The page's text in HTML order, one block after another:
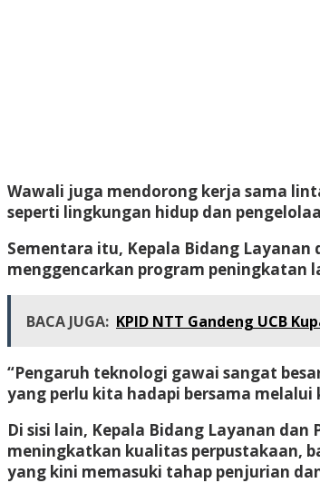
Wawali juga mendorong kerja sama
seperti lingkungan hidup dan
Sementara itu, Kepala Bidang
menggencarkan program peningkatan
BACA JUGA: KPID NTT Gandeng UCB
“Pengaruh teknologi gawai sangat
yang perlu kita hadapi bersama
Di sisi lain, Kepala Bidang Layanan
meningkatkan kualitas perpustakaan,
yang kini memasuki tahap penjurian